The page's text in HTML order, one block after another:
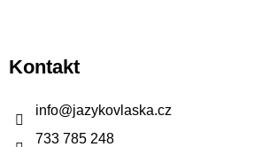
p
aKontakt
info@jazykovlaska.cz
733 785 248